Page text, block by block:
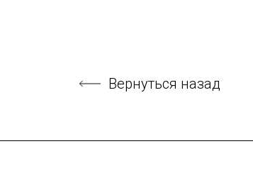
Вернуться назад